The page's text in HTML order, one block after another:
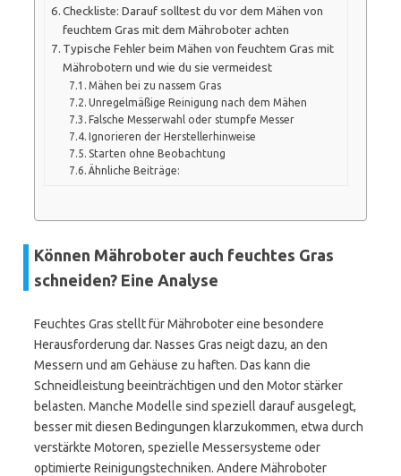
Checkliste: Darauf solltest du vor dem Mähen von
feuchtem Gras mit dem Mähroboter achten
Typische Fehler beim Mähen von feuchtem Gras mit
Mährobotern und wie du sie vermeidest
Mähen bei zu nassem Gras
Unregelmäßige Reinigung nach dem Mähen
Falsche Messerwahl oder stumpfe Messer
Ignorieren der Herstellerhinweise
Starten ohne Beobachtung
Ähnliche Beiträge:
Können Mähroboter auch feuchtes Gras
schneiden? Eine Analyse
Feuchtes Gras stellt für Mähroboter eine besondere
Herausforderung dar. Nasses Gras neigt dazu, an den
Messern und am Gehäuse zu haften. Das kann die
Schneidleistung beeinträchtigen und den Motor stärker
belasten. Manche Modelle sind speziell darauf ausgelegt,
besser mit diesen Bedingungen klarzukommen, etwa durch
verstärkte Motoren, spezielle Messersysteme oder
optimierte Reinigungstechniken. Andere Mähroboter